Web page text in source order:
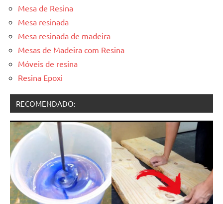
Mesa de Resina
Mesa resinada
Mesa resinada de madeira
Mesas de Madeira com Resina
Móveis de resina
Resina Epoxi
RECOMENDADO: